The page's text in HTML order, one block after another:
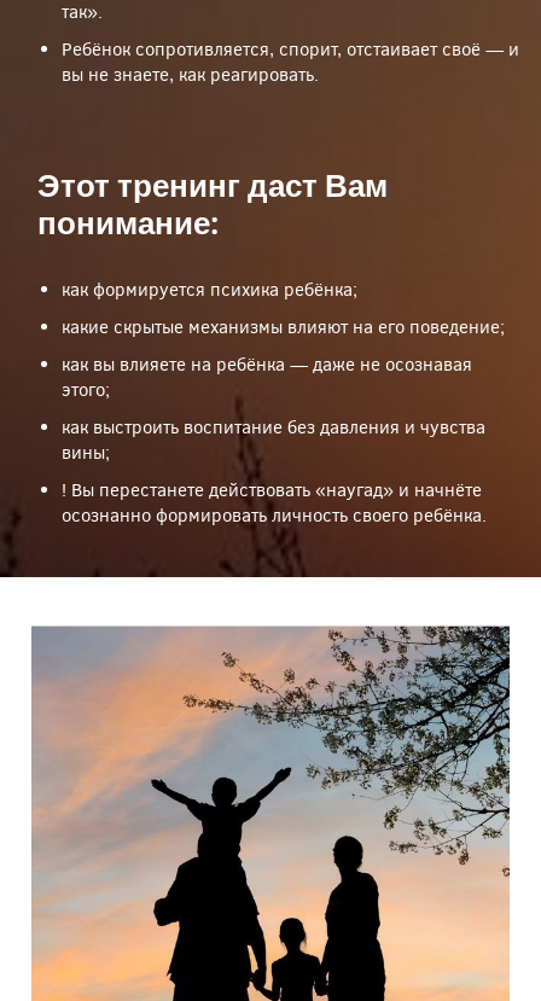
так».
Ребёнок сопротивляется, спорит, отстаивает своё — и
вы не знаете, как реагировать.
Этот тренинг даст Вам
понимание:
как формируется психика ребёнка;
какие скрытые механизмы влияют на его поведение;
как вы влияете на ребёнка — даже не осознавая
этого;
как выстроить воспитание без давления и чувства
вины;
! Вы перестанете действовать «наугад» и начнёте
осознанно формировать личность своего ребёнка.